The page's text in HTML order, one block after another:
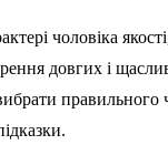
чоловіка
довгих і
правильного